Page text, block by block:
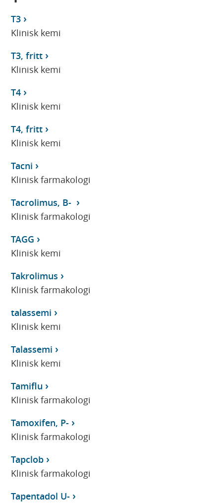
T3
Klinisk kemi
T3, fritt
Klinisk kemi
T4
Klinisk kemi
T4, fritt
Klinisk kemi
Tacni
Klinisk farmakologi
Tacrolimus, B-
Klinisk farmakologi
TAGG
Klinisk kemi
Takrolimus
Klinisk farmakologi
talassemi
Klinisk kemi
Talassemi
Klinisk kemi
Tamiflu
Klinisk farmakologi
Tamoxifen, P-
Klinisk farmakologi
Tapclob
Klinisk farmakologi
Tapentadol U-